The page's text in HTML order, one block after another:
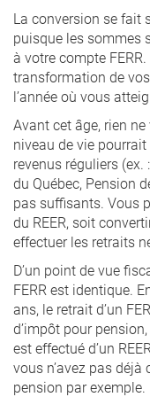
La conversion se fait
puisque les sommes
à votre compte
transformation de
l’année où vous
Avant cet âge, rien
niveau de vie
revenus réguliers
du Québec, Pension
pas suffisants. Vous
du REER, soit
effectuer les retraits
D’un point de vue
FERR est identique.
ans, le retrait d’un
d’impôt pour
est effectué d’un
vous n’avez pas déjà
pension par exemple.